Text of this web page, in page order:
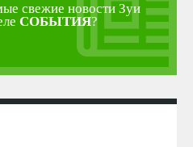
свежие новости Зуи
СОБЫТИЯ?